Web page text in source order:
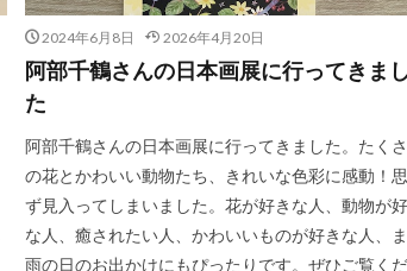
2024年6月8日 2026年4月20日
阿部千鶴さんの日本画展に行ってきまし
た
阿部千鶴さんの日本画展に行ってきました。たく
の花とかわいい動物たち、きれいな色彩に感動！
ず見入ってしまいました。花が好きな人、動物が
な人、癒されたい人、かわいいものが好きな人、
雨の日のお出かけにもぴったりです。ぜひご覧く